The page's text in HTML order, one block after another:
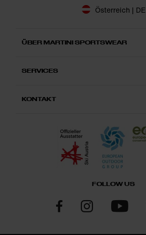
Österreich | DE
ÜBER MARTINI SPORTSWEAR
SERVICES
KONTAKT
FOLLOW US